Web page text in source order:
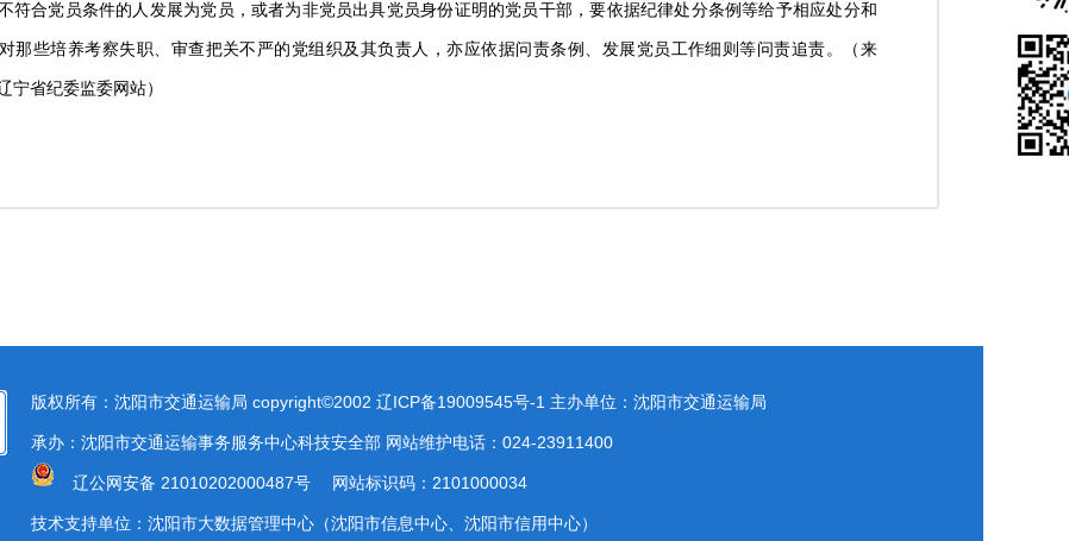
符合党员条件的人发展为党员，或者为非党员出具党员身份证明的党员干部，要依据纪律处分条例等给予相应处分和
那些培养考察失职、审查把关不严的党组织及其负责人，亦应依据问责条例、发展党员工作细则等问责追责。（来
宁省纪委监委网站）
版权所有：沈阳市交通运输局 copyright©2002 辽ICP备19009545号-1 主办单位：沈阳市交通运输局
承办：沈阳市交通运输事务服务中心科技安全部 网站维护电话：024-23911400
辽公网安备 21010202000487号 网站标识码：2101000034
技术支持单位：沈阳市大数据管理中心（沈阳市信息中心、沈阳市信用中心）